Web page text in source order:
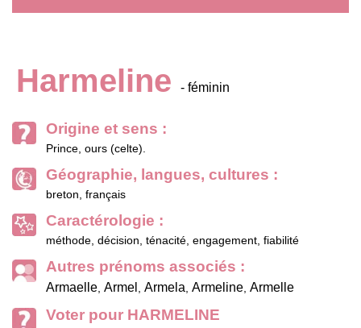
Harmeline - féminin
Origine et sens :
Prince, ours (celte).
Géographie, langues, cultures :
breton, français
Caractérologie :
méthode, décision, ténacité, engagement, fiabilité
Autres prénoms associés :
Armaelle, Armel , Armela, Armeline, Armelle
Voter pour HARMELINE